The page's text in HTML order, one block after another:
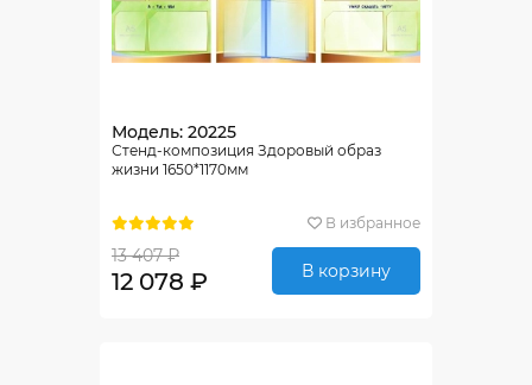
Модель: 20225
Стенд-композиция Здоровый образ
жизни 1650*1170мм
В избранное
13 407 ₽
12 078 ₽ В корзину